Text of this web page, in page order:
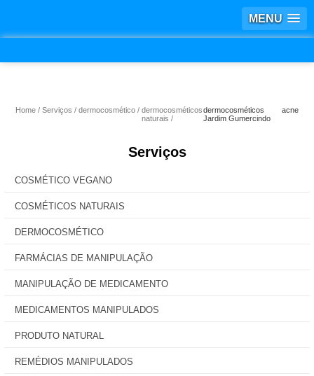
MENU
Home Serviços dermocosmético
dermocosméticos
naturais
dermocosméticos acne
Jardim Gumercindo
Serviços
COSMÉTICO VEGANO
COSMÉTICOS NATURAIS
DERMOCOSMÉTICO
FARMÁCIAS DE MANIPULAÇÃO
MANIPULAÇÃO DE MEDICAMENTO
MEDICAMENTOS MANIPULADOS
PRODUTO NATURAL
REMÉDIOS MANIPULADOS